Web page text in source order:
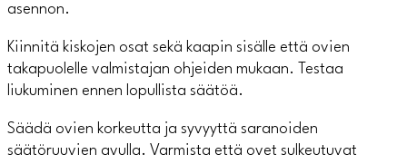
asennon.
Kiinnitä kiskojen osat sekä kaapin sisälle että ovien
takapuolelle valmistajan ohjeiden mukaan. Testaa
liukuminen ennen lopullista säätöä.
Säädä ovien korkeutta ja syvyyttä saranoiden
säätöruuvien avulla. Varmista että ovet sulkeutuvat